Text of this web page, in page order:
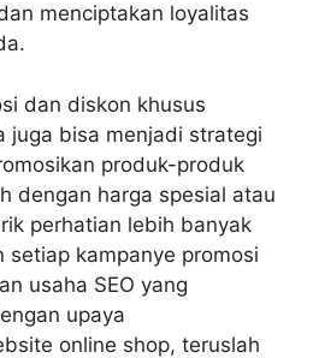
menciptakan loyalitas
dan diskon khusus
juga bisa menjadi strategi
produk-produk
dengan harga spesial atau
perhatian lebih banyak
setiap kampanye promosi
usaha SEO yang
upaya
online shop, teruslah